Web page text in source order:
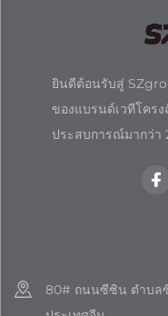
ยินดีต้อนรับสู่
ของแบรนด์เวทีโคร
ประสบการณ์มากว่า
80# ถนนซีซิน ตำบล